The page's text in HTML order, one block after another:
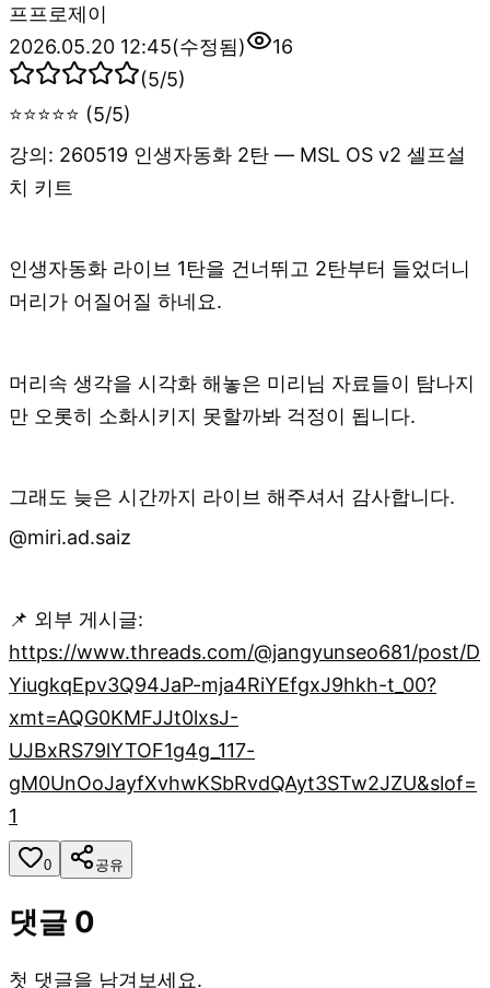
프프로제이
2026.05.20 12:45(수정됨)
16
(5/5)
⭐⭐⭐⭐⭐ (5/5)
강의: 260519 인생자동화 2탄 — MSL OS v2 셀프설
치 키트
인생자동화 라이브 1탄을 건너뛰고 2탄부터 들었더니
머리가 어질어질 하네요.
머리속 생각을 시각화 해놓은 미리님 자료들이 탐나지
만 오롯히 소화시키지 못할까봐 걱정이 됩니다.
그래도 늦은 시간까지 라이브 해주셔서 감사합니다.
@miri.ad.saiz
📌 외부 게시글:
https://www.threads.com/@jangyunseo681/post/D
YiugkqEpv3Q94JaP-mja4RiYEfgxJ9hkh-t_00?
xmt=AQG0KMFJJt0lxsJ-
UJBxRS79lYTOF1g4g_117-
gM0UnOoJayfXvhwKSbRvdQAyt3STw2JZU&slof=
1
0 공유
댓글 0
첫 댓글을 남겨보세요.